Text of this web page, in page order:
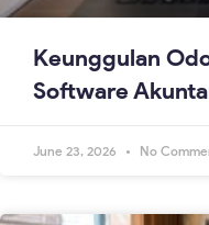
Keunggulan
Software
June 23, 2026 No